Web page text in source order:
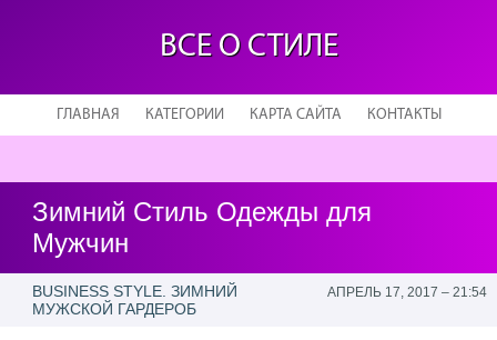
ВСЕ О СТИЛЕ
ГЛАВНАЯ КАТЕГОРИИ КАРТА САЙТА КОНТАКТЫ
Зимний Стиль Одежды для
Мужчин
BUSINESS STYLE. ЗИМНИЙ
МУЖСКОЙ ГАРДЕРОБ
АПРЕЛЬ 17, 2017 – 21:54